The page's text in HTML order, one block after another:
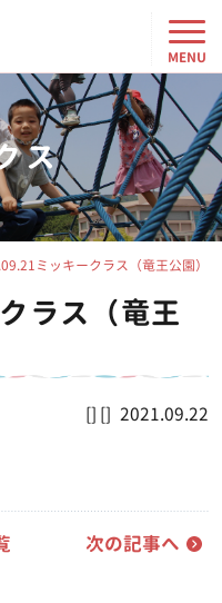
ス
ミッキークラス（竜王公園）
ラス（竜王
2021.09.22
次の記事へ